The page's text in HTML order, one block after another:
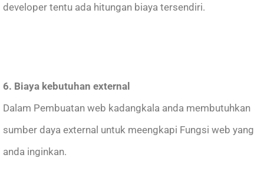
developer tentu ada hitungan biaya tersendiri.
6. Biaya kebutuhan external
Dalam Pembuatan web kadangkala anda membutuhkan
sumber daya external untuk meengkapi Fungsi web yang
anda inginkan.